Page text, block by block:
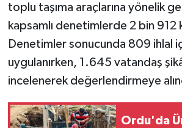
toplu taşıma araçlarına yönelik
kapsamlı denetimlerde 2 bin 912
Denetimler sonucunda 809 ihlal
uygulanırken, 1.645 vatandaş
incelenerek değerlendirmeye
Ordu'da